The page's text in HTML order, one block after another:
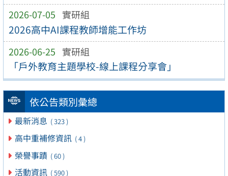
2026-07-05 實研組
2026高中AI課程教師增能工作坊
2026-06-25 實研組
「戶外教育主題學校-線上課程分享會」
依公告類別彙總
最新消息 ( 323 )
高中重補修資訊 ( 4 )
榮譽事蹟 ( 60 )
活動資訊 ( 590 )